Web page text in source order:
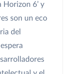
Horizon 6’ y
son un eco
del